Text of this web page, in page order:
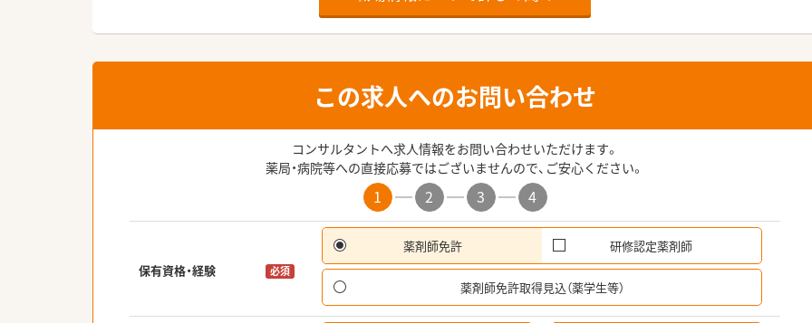
この求人へのお問い合わせ
コンサルタントへ求人情報をお問い合わせいただけます。
薬局・病院等への直接応募ではございませんので、ご安心ください。
1 2 3 4
保有資格・経験 必須
薬剤師免許 研修認定薬剤師
薬剤師免許取得見込（薬学生等）